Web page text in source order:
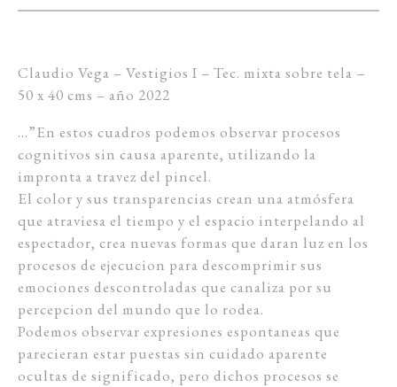
Claudio Vega – Vestigios I – Tec. mixta sobre tela –
50 x 40 cms – año 2022
…”En estos cuadros podemos observar procesos
cognitivos sin causa aparente, utilizando la
impronta a travez del pincel.
El color y sus transparencias crean una atmósfera
que atraviesa el tiempo y el espacio interpelando al
espectador, crea nuevas formas que daran luz en los
procesos de ejecucion para descomprimir sus
emociones descontroladas que canaliza por su
percepcion del mundo que lo rodea.
Podemos observar expresiones espontaneas que
parecieran estar puestas sin cuidado aparente
ocultas de significado, pero dichos procesos se